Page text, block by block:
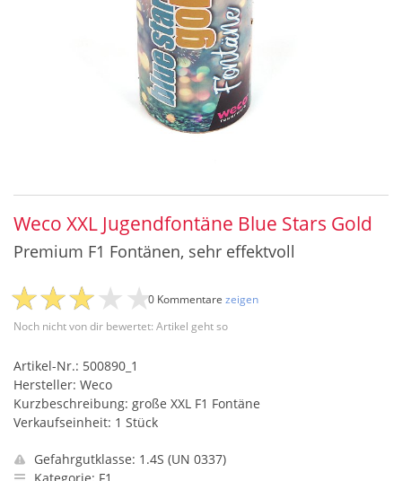
Weco XXL Jugendfontäne Blue Stars Gold
Premium F1 Fontänen, sehr effektvoll
Noch nicht von dir bewertet: Artikel geht so
0 Kommentare zeigen
Artikel-Nr.: 500890_1
Hersteller: Weco
Kurzbeschreibung: große XXL F1 Fontäne
Verkaufseinheit: 1 Stück
Gefahrgutklasse: 1.4S (UN 0337)